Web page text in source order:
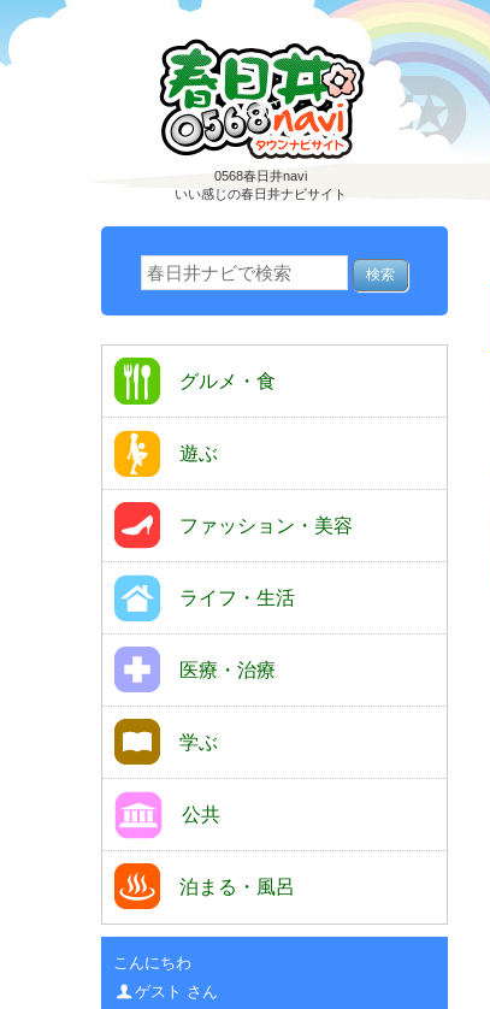
0568春日井navi
いい感じの春日井ナビサイト
グルメ・食
遊ぶ
ファッション・美容
ライフ・生活
医療・治療
学ぶ
公共
泊まる・風呂
こんにちわ
ゲスト さん